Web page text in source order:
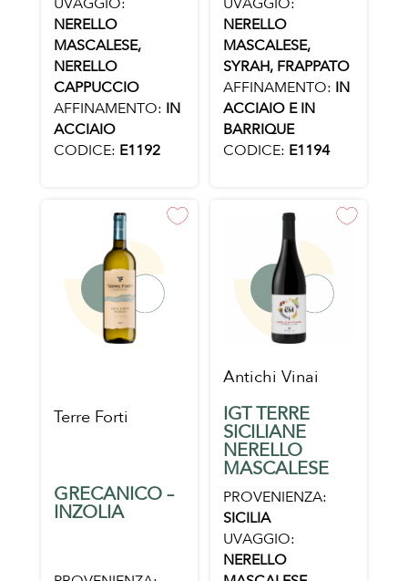
NERELLO
MASCALESE,
NERELLO
CAPPUCCIO
AFFINAMENTO: IN
ACCIAIO
CODICE: E1192
NERELLO
MASCALESE,
SYRAH, FRAPPATO
AFFINAMENTO: IN
ACCIAIO E IN
BARRIQUE
CODICE: E1194
Terre Forti
GRECANICO –
INZOLIA
Antichi Vinai
IGT TERRE
SICILIANE
NERELLO
MASCALESE
PROVENIENZA:
SICILIA
UVAGGIO:
NERELLO